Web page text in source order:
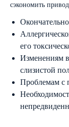
сэкономить
его
Изменениям
слизистой
Проблемам с